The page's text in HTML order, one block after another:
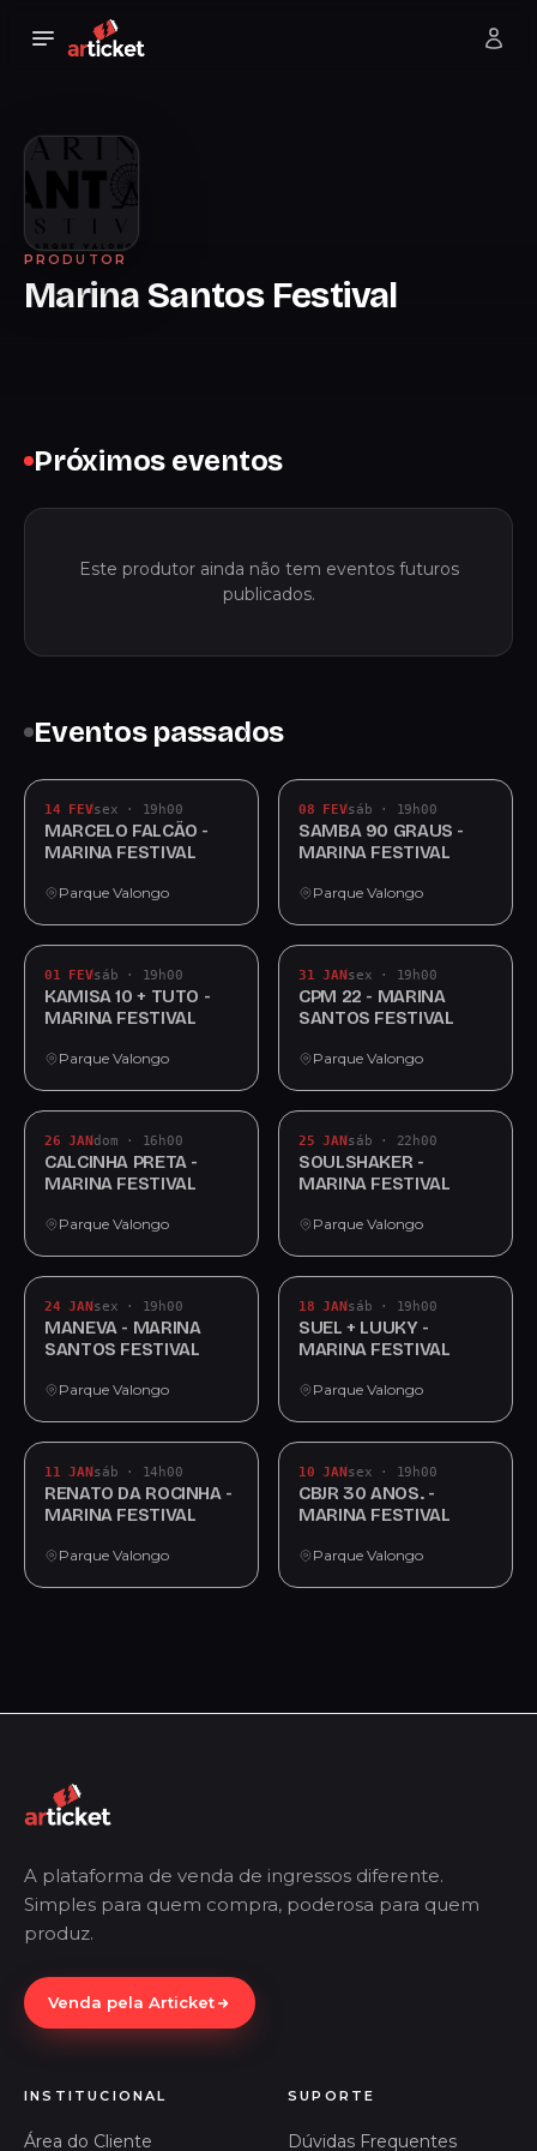
PRODUTOR
Marina Santos Festival
Próximos eventos
Este produtor ainda não tem eventos futuros
publicados.
Eventos passados
14 FEVsex · 19h00
MARCELO FALCÃO -
MARINA FESTIVAL
Parque Valongo
08 FEVsáb · 19h00
SAMBA 90 GRAUS -
MARINA FESTIVAL
Parque Valongo
01 FEVsáb · 19h00
KAMISA 10 + TUTO -
MARINA FESTIVAL
Parque Valongo
31 JANsex · 19h00
CPM 22 - MARINA
SANTOS FESTIVAL
Parque Valongo
26 JANdom · 16h00
CALCINHA PRETA -
MARINA FESTIVAL
Parque Valongo
25 JANsáb · 22h00
SOULSHAKER -
MARINA FESTIVAL
Parque Valongo
24 JANsex · 19h00
MANEVA - MARINA
SANTOS FESTIVAL
Parque Valongo
18 JANsáb · 19h00
SUEL + LUUKY -
MARINA FESTIVAL
Parque Valongo
11 JANsáb · 14h00
RENATO DA ROCINHA -
MARINA FESTIVAL
Parque Valongo
10 JANsex · 19h00
CBJR 30 ANOS. -
MARINA FESTIVAL
Parque Valongo
A plataforma de venda de ingressos diferente.
Simples para quem compra, poderosa para quem
produz.
Venda pela Articket
INSTITUCIONAL
Área do Cliente
SUPORTE
Dúvidas Frequentes